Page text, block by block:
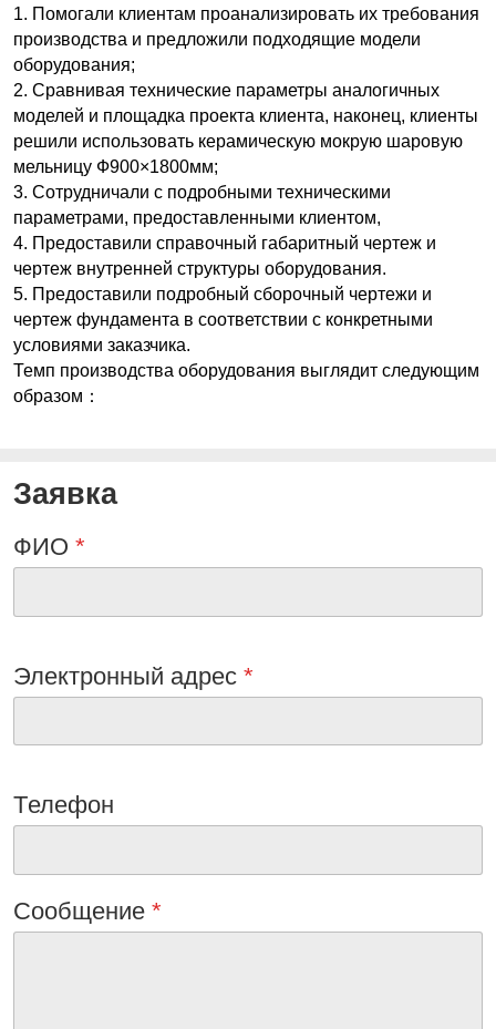
1. Помогали клиентам проанализировать их требования
производства и предложили подходящие модели
оборудования;
2. Сравнивая технические параметры аналогичных
моделей и площадка проекта клиента, наконец, клиенты
решили использовать керамическую мокрую шаровую
мельницу Ф900×1800мм;
3. Сотрудничали с подробными техническими
параметрами, предоставленными клиентом,
4. Предоставили справочный габаритный чертеж и
чертеж внутренней структуры оборудования.
5. Предоставили подробный сборочный чертежи и
чертеж фундамента в соответствии с конкретными
условиями заказчика.
Темп производства оборудования выглядит следующим
образом：
Заявка
ФИО *
Электронный адрес *
Tелефон
Сообщениe *